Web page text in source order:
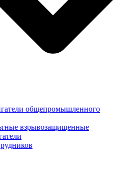
общепромышленного
взрывозащищенные